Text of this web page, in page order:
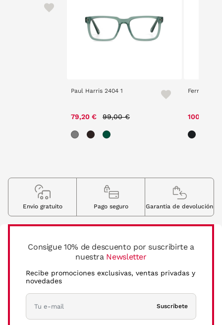
Paul Harris 2404 1
79,20 € 99,00 €
Ferrari
100,00 €
Consigue 10% de descuento por suscribirte a
nuestra Newsletter
Recibe promociones exclusivas, ventas privadas y
novedades
Suscríbete
Envio gratuito Pago seguro Garantia de devolución